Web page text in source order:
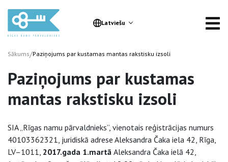
Latviešu
Sākums/Paziņojums par kustamas mantas rakstisku izsoli
Paziņojums par kustamas
mantas rakstisku izsoli
SIA „Rīgas namu pārvaldnieks”, vienotais reģistrācijas numurs
40103362321, juridiskā adrese Aleksandra Čaka iela 42, Rīga,
LV–1011, 2017.gada 1.martā Aleksandra Čaka ielā 42,